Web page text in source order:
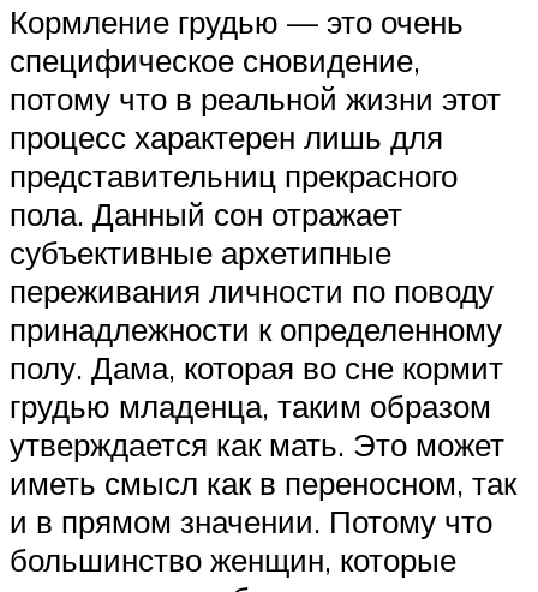
Кормление грудью — это очень
специфическое сновидение,
потому что в реальной жизни этот
процесс характерен лишь для
представительниц прекрасного
пола. Данный сон отражает
субъективные архетипные
переживания личности по поводу
принадлежности к определенному
полу. Дама, которая во сне кормит
грудью младенца, таким образом
утверждается как мать. Это может
иметь смысл как в переносном, так
и в прямом значении. Потому что
большинство женщин, которые